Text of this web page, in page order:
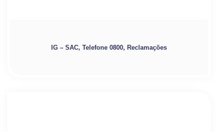
IG – SAC, Telefone 0800, Reclamações